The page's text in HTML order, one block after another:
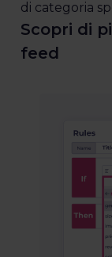
di categoria
Scopri di
feed